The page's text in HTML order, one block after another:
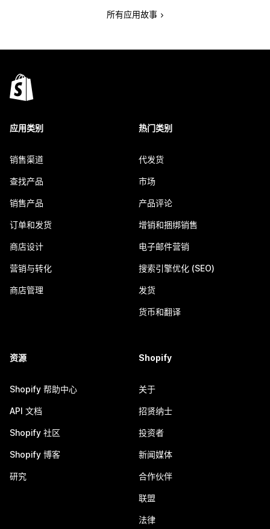
所有应用故事
应用类别
销售渠道
查找产品
销售产品
订单和发货
商店设计
营销与转化
商店管理
热门类别
代发货
市场
产品评论
增销和捆绑销售
电子邮件营销
搜索引擎优化 (SEO)
发货
货币和翻译
资源
Shopify 帮助中心
API 文档
Shopify 社区
Shopify 博客
研究
Shopify
关于
招贤纳士
投资者
新闻媒体
合作伙伴
联盟
法律